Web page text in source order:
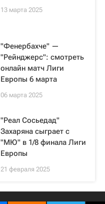
13 марта 2025
"Фенербахче" —
"Рейнджерс": смотреть
онлайн матч Лиги
Европы 6 марта
06 марта 2025
"Реал Сосьедад"
Захаряна сыграет с
"МЮ" в 1/8 финала Лиги
Европы
21 февраля 2025